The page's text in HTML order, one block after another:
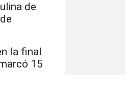
de
la final
15